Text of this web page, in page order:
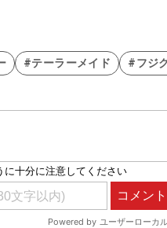
#テーラーメイド #フジ